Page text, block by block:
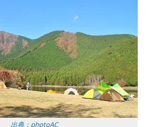
出典：photoAC